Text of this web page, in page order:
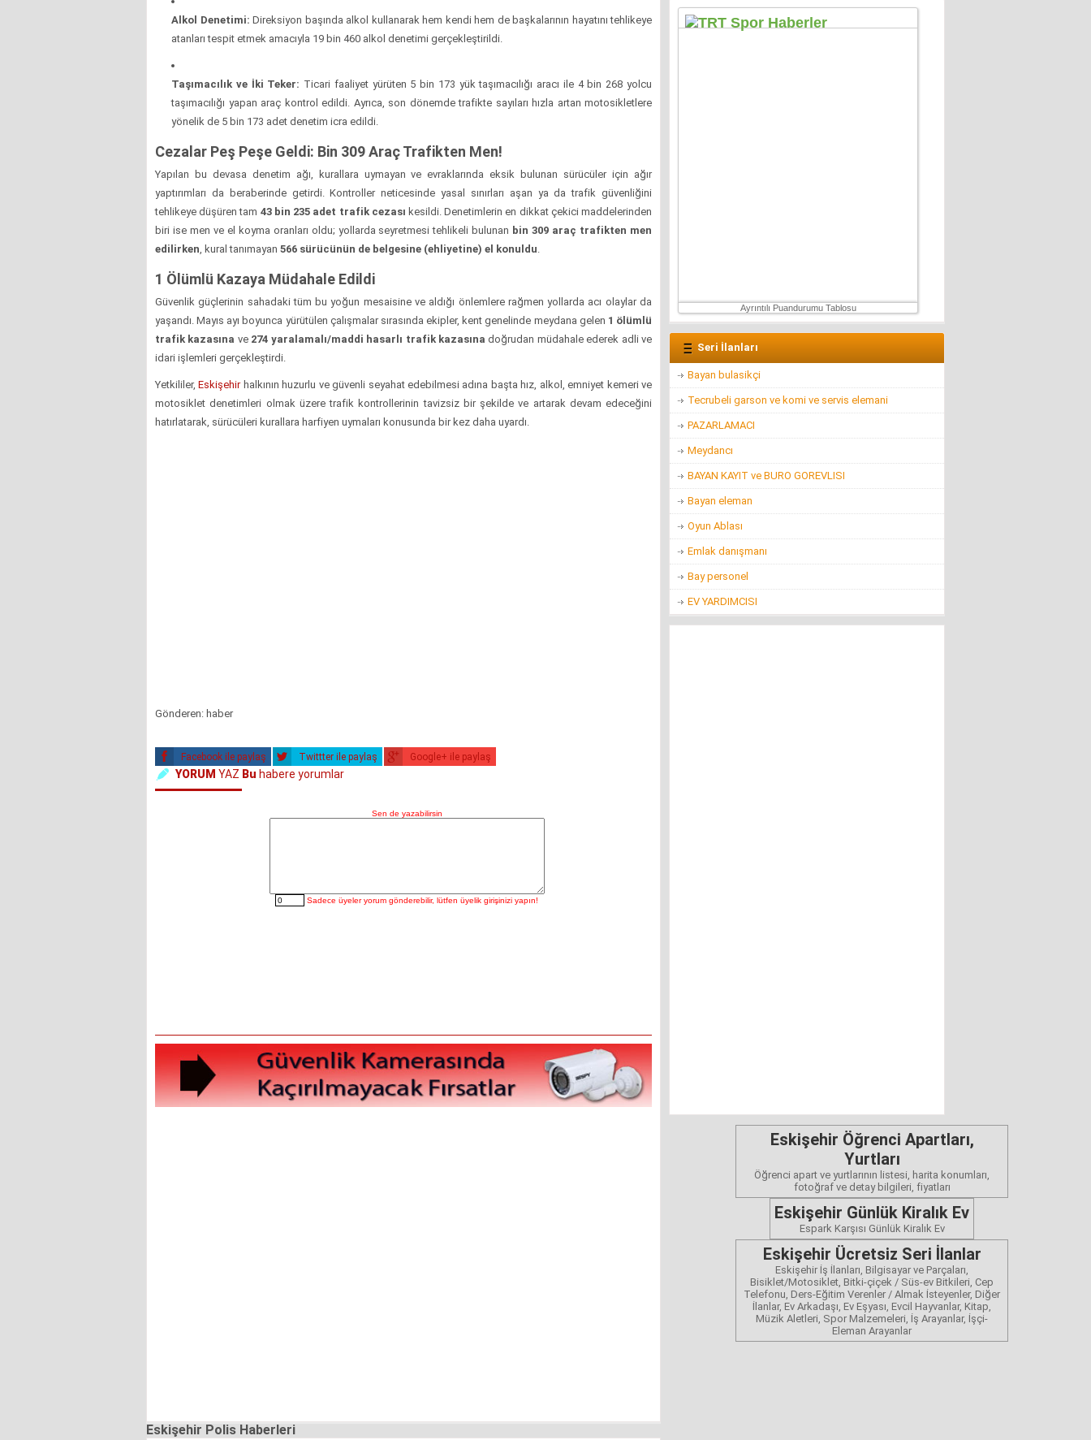
Alkol Denetimi: Direksiyon başında alkol kullanarak hem kendi hem de başkalarının hayatını tehlikeye
atanları tespit etmek amacıyla 19 bin 460 alkol denetimi gerçekleştirildi.
Taşımacılık ve İki Teker: Ticari faaliyet yürüten 5 bin 173 yük taşımacılığı aracı ile 4 bin 268 yolcu
taşımacılığı yapan araç kontrol edildi. Ayrıca, son dönemde trafikte sayıları hızla artan motosikletlere
yönelik de 5 bin 173 adet denetim icra edildi.
Cezalar Peş Peşe Geldi: Bin 309 Araç Trafikten Men!
Yapılan bu devasa denetim ağı, kurallara uymayan ve evraklarında eksik bulunan sürücüler için ağır
yaptırımları da beraberinde getirdi. Kontroller neticesinde yasal sınırları aşan ya da trafik güvenliğini
tehlikeye düşüren tam 43 bin 235 adet trafik cezası kesildi. Denetimlerin en dikkat çekici maddelerinden
biri ise men ve el koyma oranları oldu; yollarda seyretmesi tehlikeli bulunan bin 309 araç trafikten men
edilirken , kural tanımayan 566 sürücünün de belgesine (ehliyetine) el konuldu
1 Ölümlü Kazaya Müdahale Edildi
Güvenlik güçlerinin sahadaki tüm bu yoğun mesaisine ve aldığı önlemlere rağmen yollarda acı olaylar da
yaşandı. Mayıs ayı boyunca yürütülen çalışmalar sırasında ekipler, kent genelinde meydana gelen 1 ölümlü
trafik kazasına ve 274 yaralamalı/maddi hasarlı trafik kazasına doğrudan müdahale ederek adli ve
idari işlemleri gerçekleştirdi.
Yetkililer,Eskişehirhalkının huzurlu ve güvenli seyahat edebilmesi adına başta hız, alkol, emniyet kemeri ve
motosiklet denetimleri olmak üzere trafik kontrollerinin tavizsiz bir şekilde ve artarak devam edeceğini
hatırlatarak, sürücüleri kurallara harfiyen uymaları konusunda bir kez daha uyardı.
Gönderen: haber
Facebook ile paylaş Twittter ile paylaş Google+ ile paylaş
YORUM YAZ Bu habere yorumlar
Eskişehir Polis Haberleri
Özgür TIKIZ
Şehir Merkezinde Tepinmeyi Bırakın Artık
Ayrıntılı Puandurumu Tablosu
Seri İlanları
Bayan bulasikçi
Tecrubeli garson ve komi ve servis elemani
PAZARLAMACI
Meydancı
BAYAN KAYIT ve BURO GOREVLISI
Bayan eleman
Oyun Ablası
Emlak danışmanı
Bay personel
EV YARDIMCISI
Eskişehir Öğrenci Apartları,
Yurtları
Öğrenci apart ve yurtlarının listesi, harita konumları,
fotoğraf ve detay bilgileri, fiyatları
Eskişehir Günlük Kiralık Ev
Espark Karşısı Günlük Kiralık Ev
Eskişehir Ücretsiz Seri İlanlar
Eskişehir İş İlanları, Bilgisayar ve Parçaları,
Bisiklet/Motosiklet, Bitki-çiçek / Süs-ev Bitkileri, Cep
Telefonu, Ders-Eğitim Verenler / Almak İsteyenler, Diğer
İlanlar, Ev Arkadaşı, Ev Eşyası, Evcil Hayvanlar, Kitap,
Müzik Aletleri, Spor Malzemeleri, İş Arayanlar, İşçi-
Eleman Arayanlar